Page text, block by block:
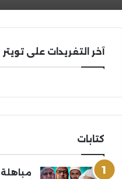
آخر التغريدات على تويتر
كتابات
مباهلة